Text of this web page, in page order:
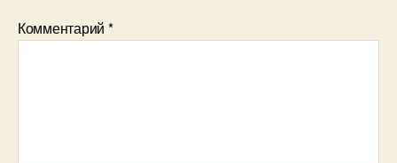
Комментарий *